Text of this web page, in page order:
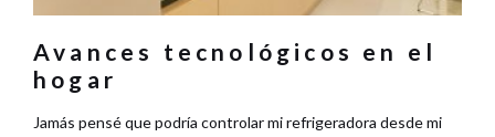
Avances tecnológicos en el
hogar
Jamás pensé que podría controlar mi refrigeradora desde mi